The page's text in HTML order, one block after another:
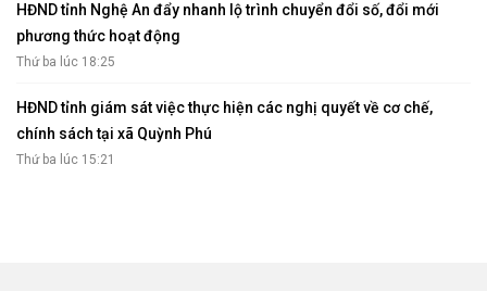
HĐND tỉnh Nghệ An đẩy nhanh lộ trình chuyển đổi số, đổi mới
phương thức hoạt động
Thứ ba lúc 18:25
HĐND tỉnh giám sát việc thực hiện các nghị quyết về cơ chế,
chính sách tại xã Quỳnh Phú
Thứ ba lúc 15:21